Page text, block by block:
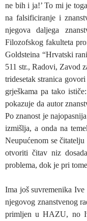
ne bih i ja!’ To mi je
na falsificiranje i
njegova daljega
Filozofskog fakulteta
Goldsteina “Hrvatski
511 str., Radovi, Zavod
tridesetak stranica
grješkama pa tako
pokazuje da autor
Po znanost je
izmišlja, a onda na
Neupućenom se
otvoriti čitav niz
problema, dok je pri
Ima još suvremenika
njegovog znanstvenog
primljen u HAZU, no